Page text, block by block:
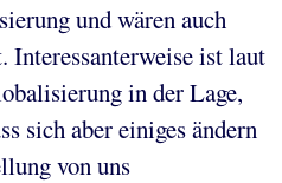
und wären auch
Interessanterweise ist laut
in der Lage,
sich aber einiges ändern
von uns